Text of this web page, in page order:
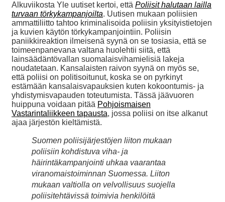
Alkuviikosta Yle uutiset kertoi, että Poliisit halutaan lailla
turvaan törkykampanjoilta. Uutisen mukaan poliisien
ammattiliitto tahtoo kriminalisoida poliisin yksityistietojen
ja kuvien käytön törkykampanjointiin. Poliisin
paniikkireaktion ilmeisenä syynä on se tosiasia, että se
toimeenpanevana valtana huolehtii siitä, että
lainsäädäntövallan suomalaisvihamielisiä lakeja
noudatetaan. Kansalaisten raivon syynä on myös se,
että poliisi on politisoitunut, koska se on pyrkinyt
estämään kansalaisvapauksien kuten kokoontumis- ja
yhdistymisvapauden toteutumista. Tässä jäävuoren
huippuna voidaan pitää Pohjoismaisen
Vastarintaliikkeen tapausta, jossa poliisi on itse alkanut
ajaa järjestön kieltämistä.
Suomen poliisijärjestöjen liiton mukaan
poliisiin kohdistuva viha- ja
häirintäkampanjointi uhkaa vaarantaa
viranomaistoiminnan Suomessa. Liiton
mukaan valtiolla on velvollisuus suojella
poliisitehtävissä toimivia henkilöitä